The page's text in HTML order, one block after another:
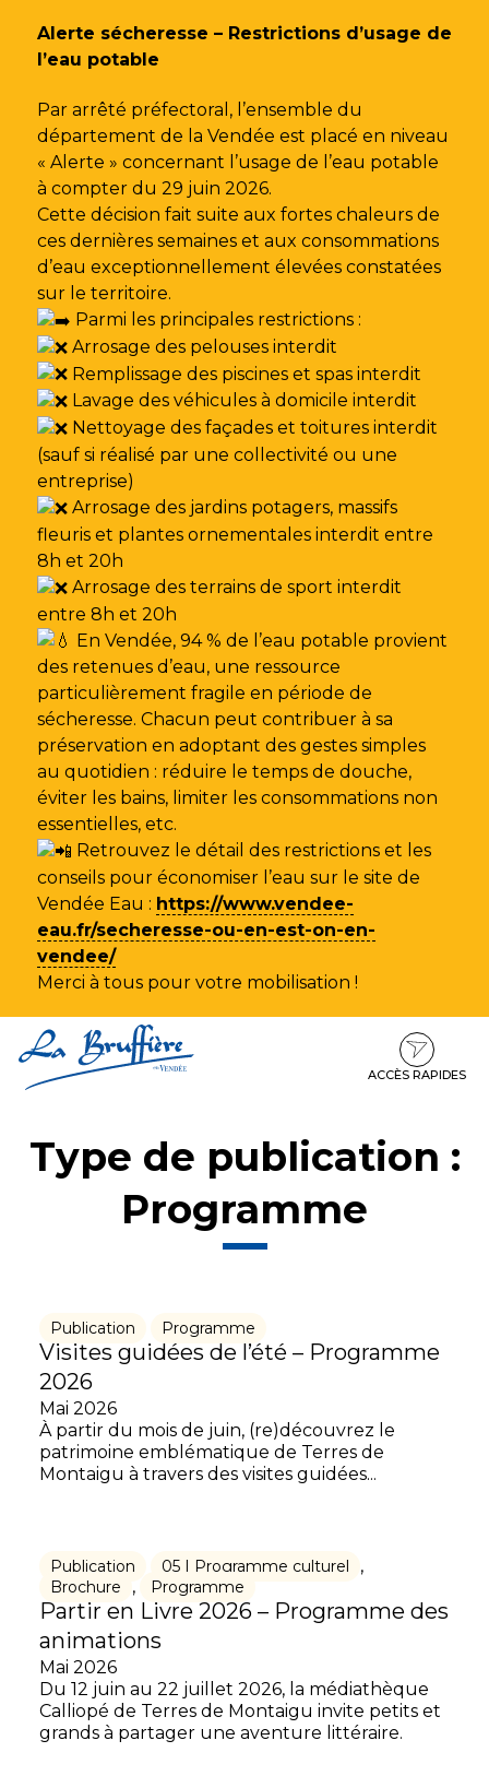
Alerte sécheresse – Restrictions d’usage de
l’eau potable
Par arrêté préfectoral, l’ensemble du
département de la Vendée est placé en niveau
« Alerte » concernant l’usage de l’eau potable
à compter du 29 juin 2026.
Cette décision fait suite aux fortes chaleurs de
ces dernières semaines et aux consommations
d’eau exceptionnellement élevées constatées
sur le territoire.
Parmi les principales restrictions :
Arrosage des pelouses interdit
Remplissage des piscines et spas interdit
Lavage des véhicules à domicile interdit
Nettoyage des façades et toitures interdit
(sauf si réalisé par une collectivité ou une
entreprise)
Arrosage des jardins potagers, massifs
fleuris et plantes ornementales interdit entre
8h et 20h
Arrosage des terrains de sport interdit
entre 8h et 20h
En Vendée, 94 % de l’eau potable provient
des retenues d’eau, une ressource
particulièrement fragile en période de
sécheresse. Chacun peut contribuer à sa
préservation en adoptant des gestes simples
au quotidien : réduire le temps de douche,
éviter les bains, limiter les consommations non
essentielles, etc.
Retrouvez le détail des restrictions et les
conseils pour économiser l’eau sur le site de
Vendée Eau : https://www.vendee-
eau.fr/secheresse-ou-en-est-on-en-
vendee/
Merci à tous pour votre mobilisation !
au
contenu
au
ACCÈS RAPIDES
Type de publication :
Programme
Publication Programme
Visites guidées de l’été – Programme
2026
Mai 2026
À partir du mois de juin, (re)découvrez le
patrimoine emblématique de Terres de
Montaigu à travers des visites guidées...
Publication 05 | Programme culturel ,
Brochure , Programme
Partir en Livre 2026 – Programme des
animations
Mai 2026
Du 12 juin au 22 juillet 2026, la médiathèque
Calliopé de Terres de Montaigu invite petits et
grands à partager une aventure littéraire.